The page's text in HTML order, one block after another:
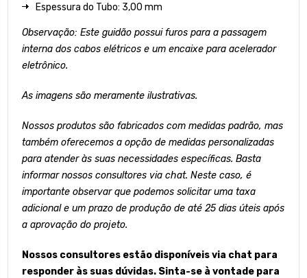
Espessura do Tubo: 3,00 mm
Observação: Este guidão possui furos para a passagem
interna dos cabos elétricos e um encaixe para acelerador
eletrônico.
As imagens são meramente ilustrativas.
Nossos produtos são fabricados com medidas padrão, mas
também oferecemos a opção de medidas personalizadas
para atender às suas necessidades específicas. Basta
informar nossos consultores via chat. Neste caso, é
importante observar que podemos solicitar uma taxa
adicional e um prazo de produção de até 25 dias úteis após
a aprovação do projeto.
Nossos consultores estão disponíveis via chat para
responder às suas dúvidas. Sinta-se à vontade para